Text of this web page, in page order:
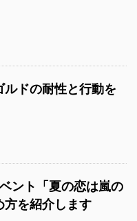
ルドの耐性と行動を
ント「夏の恋は嵐の
方を紹介します